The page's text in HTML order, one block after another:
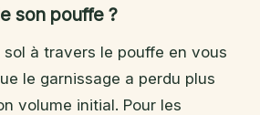
son pouffe ?
à travers le pouffe en vous
le garnissage a perdu plus
volume initial. Pour les